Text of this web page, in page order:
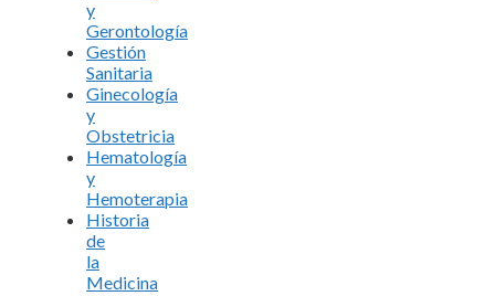
y
Gerontología
Gestión
Sanitaria
Ginecología
y
Obstetricia
Hematología
y
Hemoterapia
Historia
de
la
Medicina